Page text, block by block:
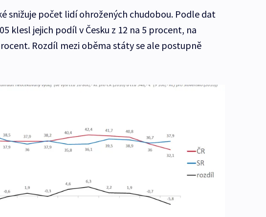
snižuje počet lidí ohrožených chudobou. Podle dat
klesl jejich podíl v Česku z 12 na 5 procent, na
Rozdíl mezi oběma státy se ale postupně